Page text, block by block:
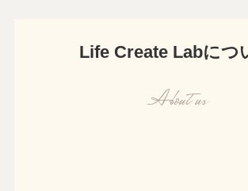
Life Create Labにつ
About us